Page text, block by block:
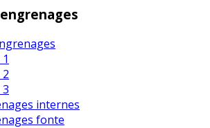
internes
fonte